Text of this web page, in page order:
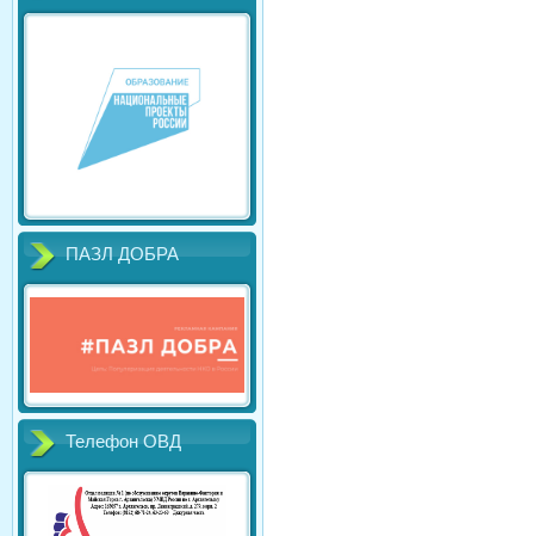
ПАЗЛ ДОБРА
Телефон ОВД